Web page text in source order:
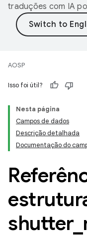
traduções com IA
AOSP
Isso foi útil?
Nesta página
Campos de dados
Descrição detalhada
Documentação do
shutter_